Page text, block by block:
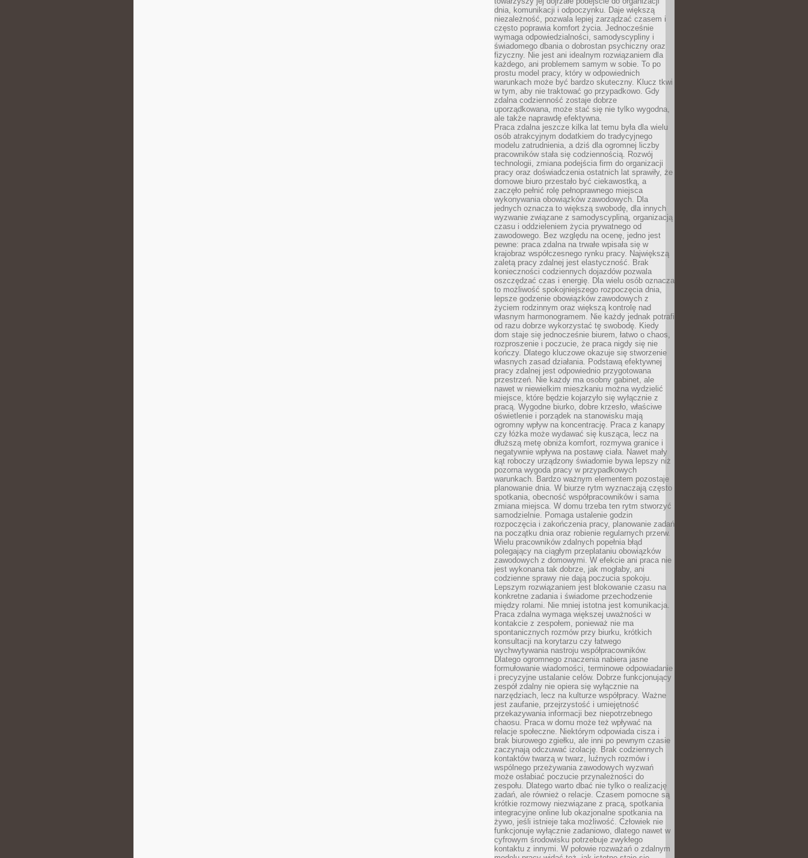
dnia, komunikacji i odpoczynku. Daje większą
niezależność, pozwala lepiej zarządzać czasem i
często poprawia komfort życia. Jednocześnie
wymaga odpowiedzialności, samodyscypliny i
świadomego dbania o dobrostan psychiczny oraz
fizyczny. Nie jest ani idealnym rozwiązaniem dla
każdego, ani problemem samym w sobie. To po
prostu model pracy, który w odpowiednich
warunkach może być bardzo skuteczny. Klucz tkwi
w tym, aby nie traktować go przypadkowo. Gdy
zdalna codzienność zostaje dobrze
uporządkowana, może stać się nie tylko wygodna,
ale także naprawdę efektywna.
Praca zdalna jeszcze kilka lat temu była dla wielu
osób atrakcyjnym dodatkiem do tradycyjnego
modelu zatrudnienia, a dziś dla ogromnej liczby
pracowników stała się codziennością. Rozwój
technologii, zmiana podejścia firm do organizacji
pracy oraz doświadczenia ostatnich lat sprawiły, że
domowe biuro przestało być ciekawostką, a
zaczęło pełnić rolę pełnoprawnego miejsca
wykonywania obowiązków zawodowych. Dla
jednych oznacza to większą swobodę, dla innych
wyzwanie związane z samodyscypliną, organizacją
czasu i oddzieleniem życia prywatnego od
zawodowego. Bez względu na ocenę, jedno jest
pewne: praca zdalna na trwałe wpisała się w
krajobraz współczesnego rynku pracy. Największą
zaletą pracy zdalnej jest elastyczność. Brak
konieczności codziennych dojazdów pozwala
oszczędzać czas i energię. Dla wielu osób oznacza
to możliwość spokojniejszego rozpoczęcia dnia,
lepsze godzenie obowiązków zawodowych z
życiem rodzinnym oraz większą kontrolę nad
własnym harmonogramem. Nie każdy jednak potrafi
od razu dobrze wykorzystać tę swobodę. Kiedy
dom staje się jednocześnie biurem, łatwo o chaos,
rozproszenie i poczucie, że praca nigdy się nie
kończy. Dlatego kluczowe okazuje się stworzenie
własnych zasad działania. Podstawą efektywnej
pracy zdalnej jest odpowiednio przygotowana
przestrzeń. Nie każdy ma osobny gabinet, ale
nawet w niewielkim mieszkaniu można wydzielić
miejsce, które będzie kojarzyło się wyłącznie z
pracą. Wygodne biurko, dobre krzesło, właściwe
oświetlenie i porządek na stanowisku mają
ogromny wpływ na koncentrację. Praca z kanapy
czy łóżka może wydawać się kusząca, lecz na
dłuższą metę obniża komfort, rozmywa granice i
negatywnie wpływa na postawę ciała. Nawet mały
kąt roboczy urządzony świadomie bywa lepszy niż
pozorna wygoda pracy w przypadkowych
warunkach. Bardzo ważnym elementem pozostaje
planowanie dnia. W biurze rytm wyznaczają często
spotkania, obecność współpracowników i sama
zmiana miejsca. W domu trzeba ten rytm stworzyć
samodzielnie. Pomaga ustalenie godzin
rozpoczęcia i zakończenia pracy, planowanie zadań
na początku dnia oraz robienie regularnych przerw.
Wielu pracowników zdalnych popełnia błąd
polegający na ciągłym przeplataniu obowiązków
zawodowych z domowymi. W efekcie ani praca nie
jest wykonana tak dobrze, jak mogłaby, ani
codzienne sprawy nie dają poczucia spokoju.
Lepszym rozwiązaniem jest blokowanie czasu na
konkretne zadania i świadome przechodzenie
między rolami. Nie mniej istotna jest komunikacja.
Praca zdalna wymaga większej uważności w
kontakcie z zespołem, ponieważ nie ma
spontanicznych rozmów przy biurku, krótkich
konsultacji na korytarzu czy łatwego
wychwytywania nastroju współpracowników.
Dlatego ogromnego znaczenia nabiera jasne
formułowanie wiadomości, terminowe odpowiadanie
i precyzyjne ustalanie celów. Dobrze funkcjonujący
zespół zdalny nie opiera się wyłącznie na
narzędziach, lecz na kulturze współpracy. Ważne
jest zaufanie, przejrzystość i umiejętność
przekazywania informacji bez niepotrzebnego
chaosu. Praca w domu może też wpływać na
relacje społeczne. Niektórym odpowiada cisza i
brak biurowego zgiełku, ale inni po pewnym czasie
zaczynają odczuwać izolację. Brak codziennych
kontaktów twarzą w twarz, luźnych rozmów i
wspólnego przeżywania zawodowych wyzwań
może osłabiać poczucie przynależności do
zespołu. Dlatego warto dbać nie tylko o realizację
zadań, ale również o relacje. Czasem pomocne są
krótkie rozmowy niezwiązane z pracą, spotkania
integracyjne online lub okazjonalne spotkania na
żywo, jeśli istnieje taka możliwość. Człowiek nie
funkcjonuje wyłącznie zadaniowo, dlatego nawet w
cyfrowym środowisku potrzebuje zwykłego
kontaktu z innymi. W połowie rozważań o zdalnym